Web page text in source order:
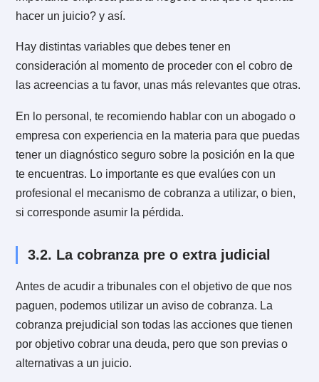
sea lo más sólido posible para la posición en que
Por último, no olvides considerar la nueva
30 días de facturas, que comenzó a regir el 16 de
de 2019.
3.¿Qué hacer cuando no nos
pagan?
Ante el incumplimiento de algún pagopuedes tomar
menor o mayor resultado en tu negocio y en tus
relaciones con quienes te deben.
Por lo tanto, elcómo vamos a actuar para cobrar
nuestros créditos